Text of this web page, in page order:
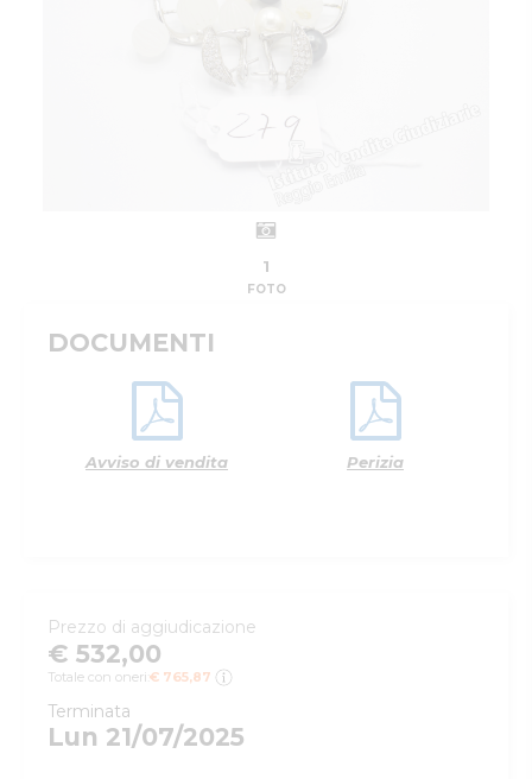
1
FOTO
DOCUMENTI
Avviso di vendita Perizia
Prezzo di aggiudicazione
€ 532,00
Totale con oneri: € 765,87
Terminata
Lun 21/07/2025